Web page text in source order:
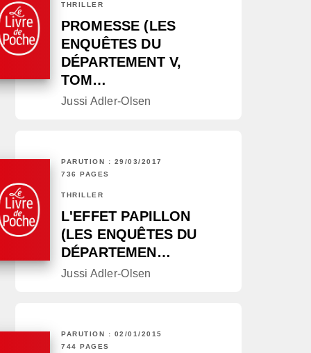
THRILLER
PROMESSE (LES
ENQUÊTES DU
DÉPARTEMENT V,
TOM…
Jussi Adler-Olsen
PARUTION : 29/03/2017
736 PAGES
THRILLER
L'EFFET PAPILLON
(LES ENQUÊTES DU
DÉPARTEMEN…
Jussi Adler-Olsen
PARUTION : 02/01/2015
744 PAGES